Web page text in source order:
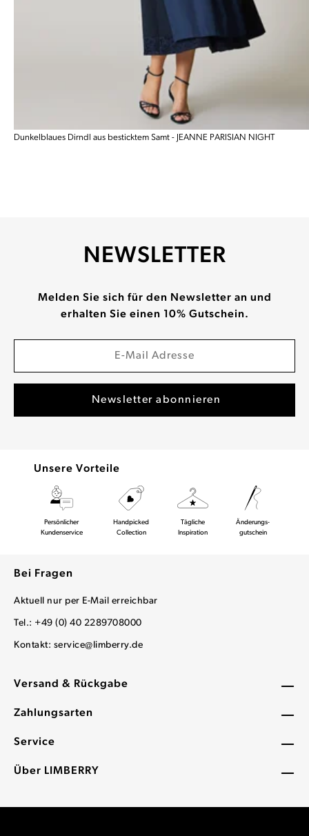
Dunkelblaues Dirndl aus besticktem Samt - JEANNE PARISIAN NIGHT
Versand & Rückgabe
Zahlungsarten
Service
Über LIMBERRY
NEWSLETTER
Melden Sie sich für den Newsletter an und
erhalten Sie einen 10% Gutschein.
Unsere Vorteile
Persönlicher
Kundenservice
Handpicked
Collection
Tägliche
Inspiration
Änderungs-
gutschein
Bei Fragen
Aktuell nur per E-Mail erreichbar
Tel.: +49 (0) 40 2289708000
Kontakt: service@limberry.de